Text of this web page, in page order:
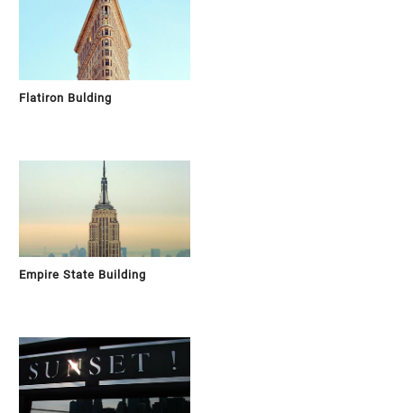
Flatiron Bulding
Empire State Building